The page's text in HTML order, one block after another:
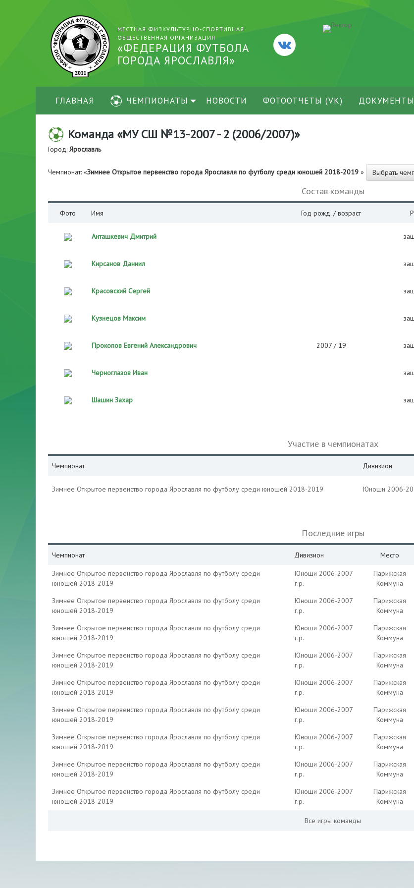
МЕСТНАЯ ФИЗКУЛЬТУРНО-СПОРТИВНАЯ
ОБЩЕСТВЕННАЯ ОРГАНИЗАЦИЯ
«ФЕДЕРАЦИЯ ФУТБОЛА
ГОРОДА ЯРОСЛАВЛЯ»
ГЛАВНАЯ ЧЕМПИОНАТЫ НОВОСТИ ФОТООТЧЕТЫ (VK) ДОКУМЕНТЫ
Команда «МУ СШ №13-2007 - 2 (2006/2007)»
Город: Ярославль
Чемпионат: «Зимнее Открытое первенство города Ярославля по футболу среди юношей 2018-2019 » Выбрать
Состав команды
Фото Имя Год рожд. / возраст
Анташкевич Дмитрий
Кирсанов Даниил
Красовский Сергей
Кузнецов Максим
Прокопов Евгений Александрович 2007 / 19
Черноглазов Иван
Шашин Захар
Участие в чемпионатах
Чемпионат Дивизион
Зимнее Открытое первенство города Ярославля по футболу среди юношей 2018-2019 Юноши 2006-
Последние игры
Чемпионат Дивизион Место
Зимнее Открытое первенство города Ярославля по футболу среди
юношей 2018-2019
Юноши 2006-2007
г.р.
Парижская
Коммуна
Зимнее Открытое первенство города Ярославля по футболу среди
юношей 2018-2019
Юноши 2006-2007
г.р.
Парижская
Коммуна
Зимнее Открытое первенство города Ярославля по футболу среди
юношей 2018-2019
Юноши 2006-2007
г.р.
Парижская
Коммуна
Зимнее Открытое первенство города Ярославля по футболу среди
юношей 2018-2019
Юноши 2006-2007
г.р.
Парижская
Коммуна
Зимнее Открытое первенство города Ярославля по футболу среди
юношей 2018-2019
Юноши 2006-2007
г.р.
Парижская
Коммуна
Зимнее Открытое первенство города Ярославля по футболу среди
юношей 2018-2019
Юноши 2006-2007
г.р.
Парижская
Коммуна
Зимнее Открытое первенство города Ярославля по футболу среди
юношей 2018-2019
Юноши 2006-2007
г.р.
Парижская
Коммуна
Зимнее Открытое первенство города Ярославля по футболу среди
юношей 2018-2019
Юноши 2006-2007
г.р.
Парижская
Коммуна
Зимнее Открытое первенство города Ярославля по футболу среди
юношей 2018-2019
Юноши 2006-2007
г.р.
Парижская
Коммуна
Все игры команды